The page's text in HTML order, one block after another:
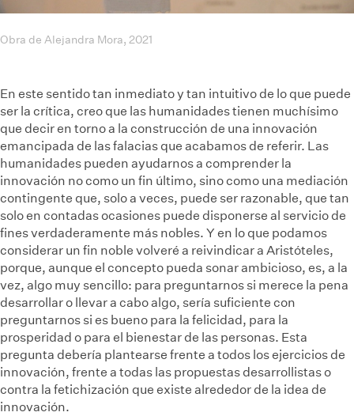
Obra de Alejandra Mora, 2021
En este sentido tan inmediato y tan intuitivo de lo que puede
ser la crítica, creo que las humanidades tienen muchísimo
que decir en torno a la construcción de una innovación
emancipada de las falacias que acabamos de referir. Las
humanidades pueden ayudarnos a comprender la
innovación no como un fin último, sino como una mediación
contingente que, solo a veces, puede ser razonable, que tan
solo en contadas ocasiones puede disponerse al servicio de
fines verdaderamente más nobles. Y en lo que podamos
considerar un fin noble volveré a reivindicar a Aristóteles,
porque, aunque el concepto pueda sonar ambicioso, es, a la
vez, algo muy sencillo: para preguntarnos si merece la pena
desarrollar o llevar a cabo algo, sería suficiente con
preguntarnos si es bueno para la felicidad, para la
prosperidad o para el bienestar de las personas. Esta
pregunta debería plantearse frente a todos los ejercicios de
innovación, frente a todas las propuestas desarrollistas o
contra la fetichización que existe alrededor de la idea de
innovación.